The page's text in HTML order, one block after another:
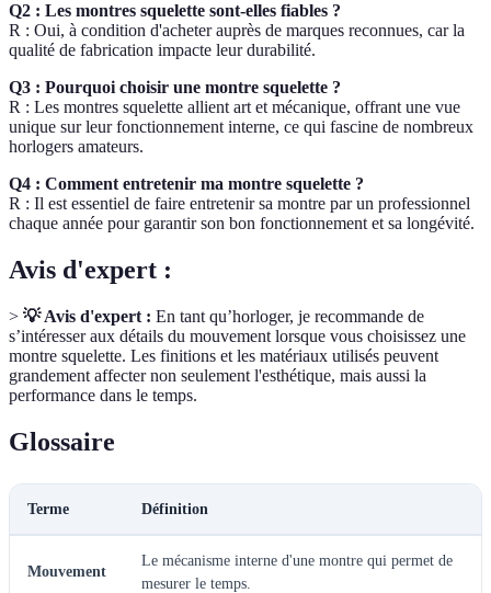
Q2 : Les montres squelette sont-elles fiables ?
R : Oui, à condition d'acheter auprès de marques reconnues, car la
qualité de fabrication impacte leur durabilité.
Q3 : Pourquoi choisir une montre squelette ?
R : Les montres squelette allient art et mécanique, offrant une vue
unique sur leur fonctionnement interne, ce qui fascine de nombreux
horlogers amateurs.
Q4 : Comment entretenir ma montre squelette ?
R : Il est essentiel de faire entretenir sa montre par un professionnel
chaque année pour garantir son bon fonctionnement et sa longévité.
Avis d'expert :
> 💡 Avis d'expert : En tant qu’horloger, je recommande de
s’intéresser aux détails du mouvement lorsque vous choisissez une
montre squelette. Les finitions et les matériaux utilisés peuvent
grandement affecter non seulement l'esthétique, mais aussi la
performance dans le temps.
Glossaire
Terme Définition
Mouvement
Le mécanisme interne d'une montre qui permet de
mesurer le temps.